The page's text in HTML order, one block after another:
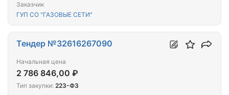
Заказчик
ГУП СО "ГАЗОВЫЕ СЕТИ"
Тендер №32616267090
Начальная цена
2 786 846,00 ₽
Тип закупки: 223-ФЗ